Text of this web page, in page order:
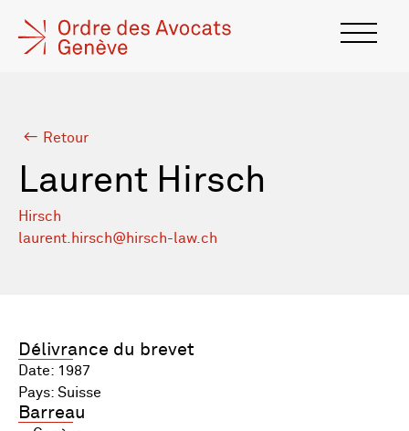
Retour
Laurent Hirsch
Hirsch
laurent.hirsch@hirsch-law.ch
Délivrance du brevet
Date: 1987
Pays: Suisse
Barreau